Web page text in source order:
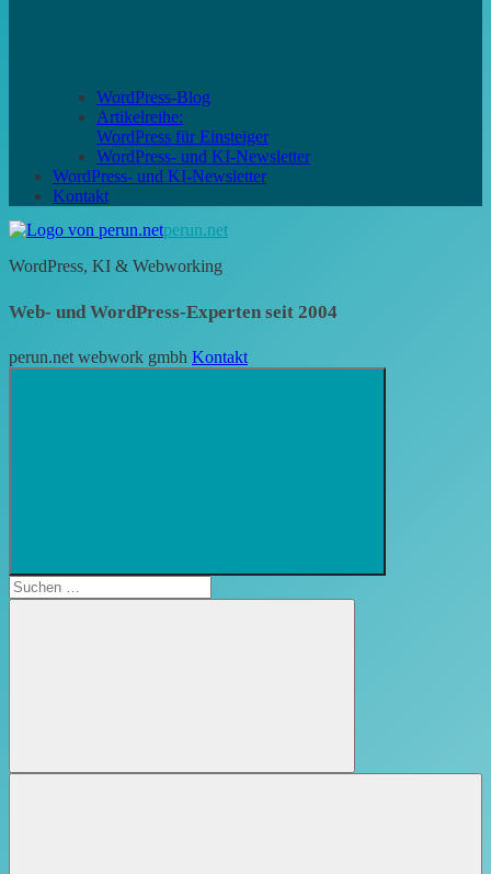
WordPress-Blog
Artikelreihe:
WordPress für Einsteiger
WordPress- und KI-Newsletter
WordPress- und KI-Newsletter
Kontakt
perun.net
WordPress, KI & Webworking
Web- und WordPress-Experten seit 2004
perun.net webwork gmbh Kontakt
öffnen
Suchen
nach:
Suchen